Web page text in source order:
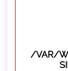
/VAR/